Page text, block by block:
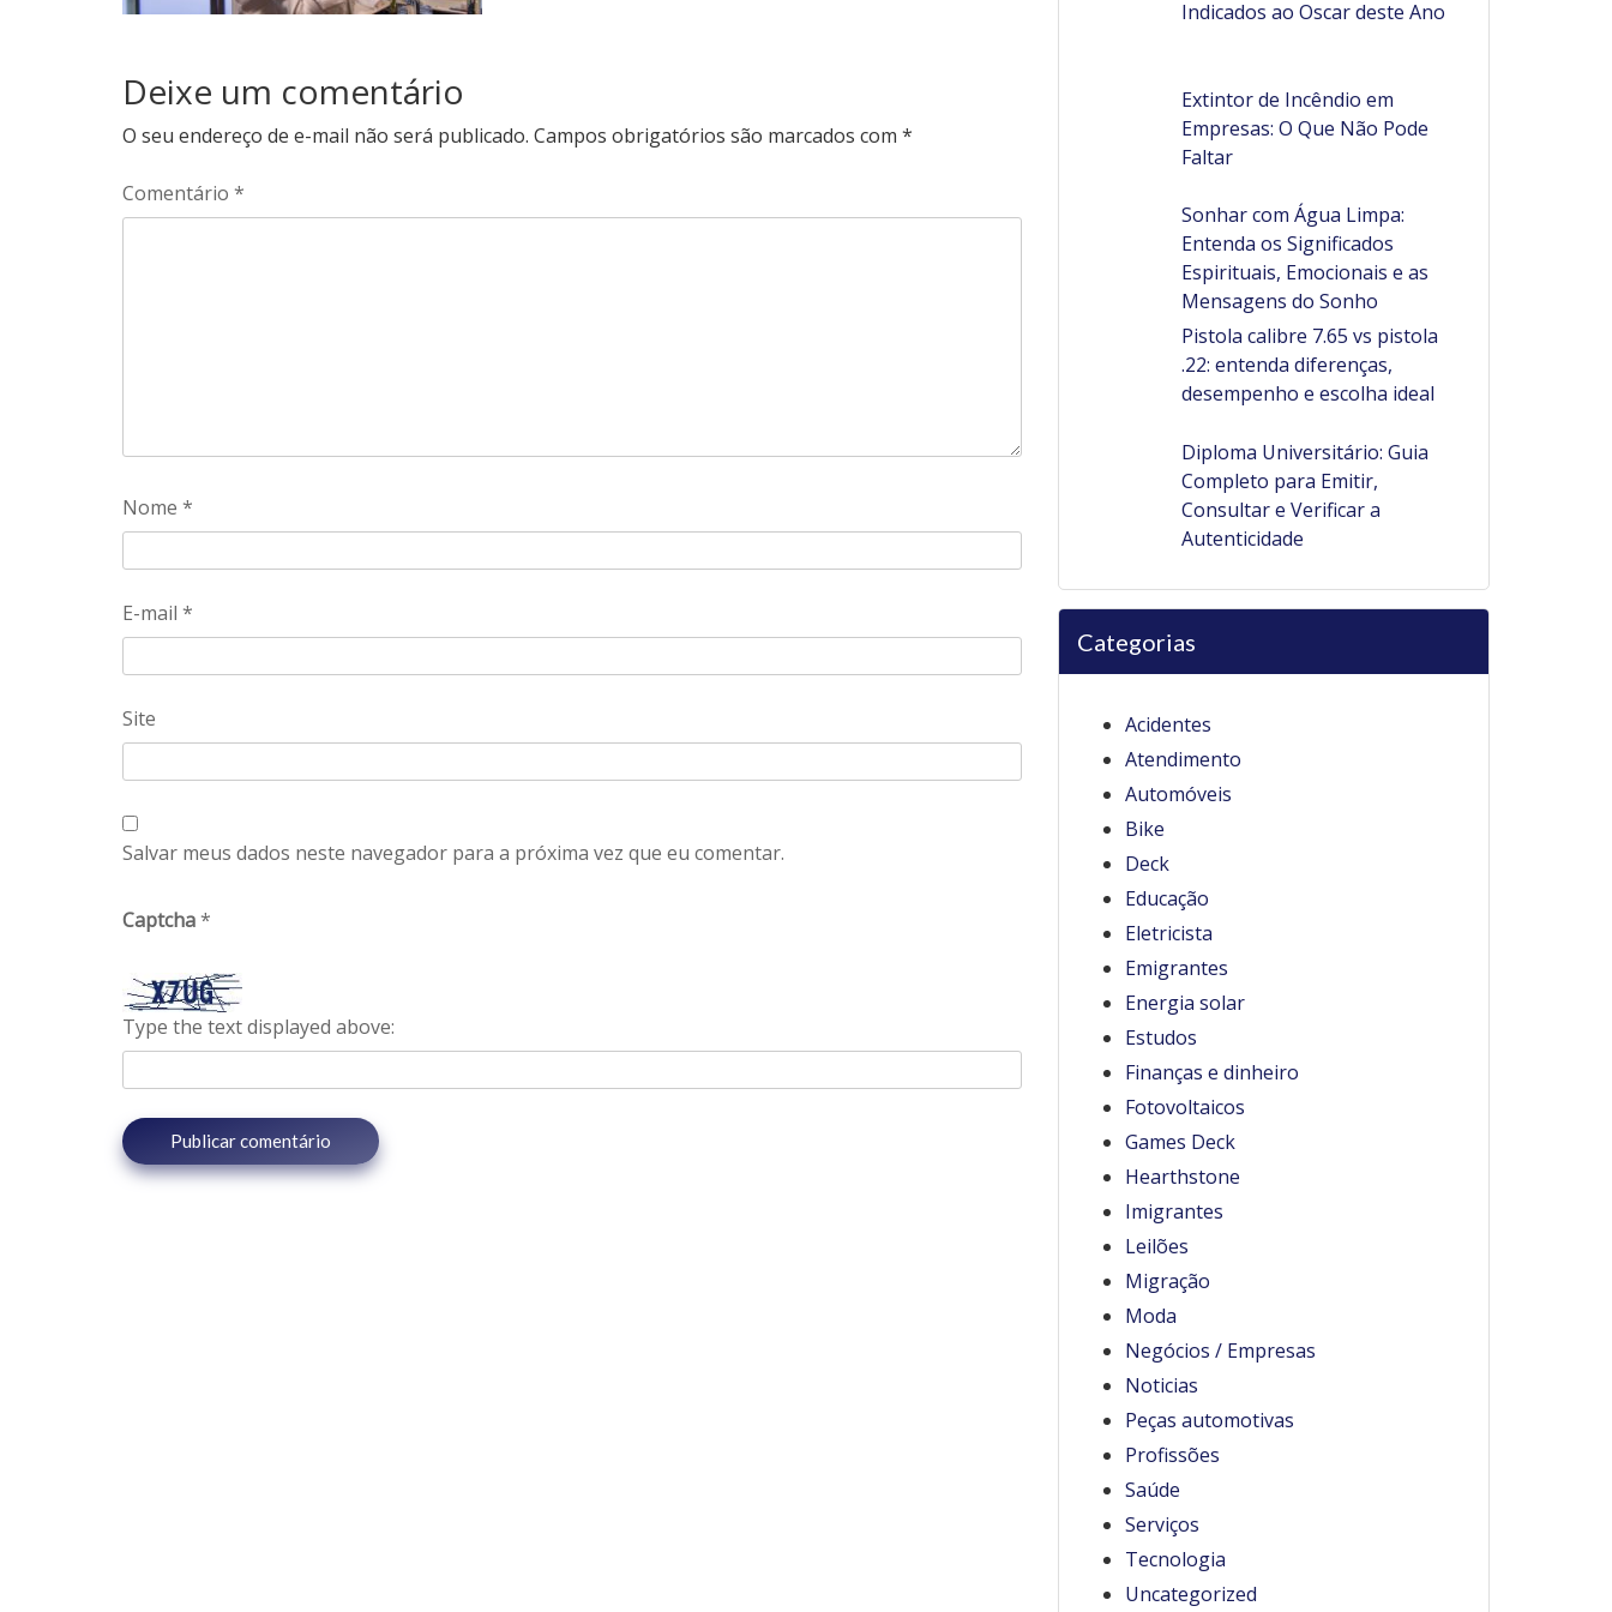
Deixe um comentário
O seu endereço de e-mail não será publicado. Campos obrigatórios são marcados com *
Comentário *
Nome *
E-mail *
Site
Salvar meus dados neste navegador para a próxima vez que eu comentar.
Captcha*
Type the text displayed above:
Indicados ao Oscar deste Ano
Extintor de Incêndio em
Empresas: O Que Não Pode
Faltar
Sonhar com Água Limpa:
Entenda os Significados
Espirituais, Emocionais e as
Mensagens do Sonho
Pistola calibre 7.65 vs pistola
.22: entenda diferenças,
desempenho e escolha ideal
Diploma Universitário: Guia
Completo para Emitir,
Consultar e Verificar a
Autenticidade
Categorias
Acidentes
Atendimento
Automóveis
Bike
Deck
Educação
Eletricista
Emigrantes
Energia solar
Estudos
Finanças e dinheiro
Fotovoltaicos
Games Deck
Hearthstone
Imigrantes
Leilões
Migração
Moda
Negócios / Empresas
Noticias
Peças automotivas
Profissões
Saúde
Serviços
Tecnologia
Uncategorized